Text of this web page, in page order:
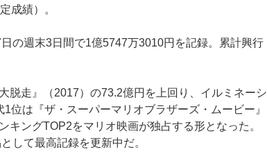
成績）。
の週末3日間で1億5747万3010円を記録。累計興行
走』（2017）の73.2億円を上回り、イルミネーシ
位は『ザ・スーパーマリオブラザーズ・ムービー』
キングTOP2をマリオ映画が独占する形となった。
して最高記録を更新中だ。